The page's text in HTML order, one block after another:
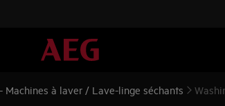
Machines à laver / Lave-linge séchants